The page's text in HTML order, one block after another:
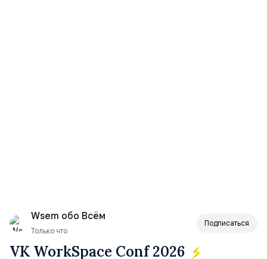
Wsem обо Всём
Только что
Подписаться
VK WorkSpace Conf 2026